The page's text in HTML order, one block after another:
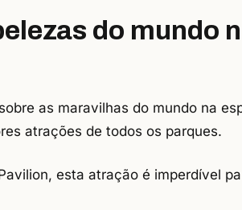
do mundo
as maravilhas do mundo na
atrações de todos os parques.
esta atração é imperdível